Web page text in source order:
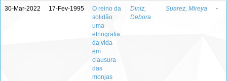
30-Mar-2022 17-Fev-1995
O reino da
solidão :
uma
etnografia
da vida
em
clausura
das
monjas
Diniz,
Debora
Suarez, Mireya -